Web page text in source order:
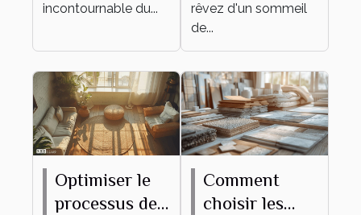
incontournable du...
rêvez d'un sommeil
de...
Optimiser le
processus de
Comment
choisir les